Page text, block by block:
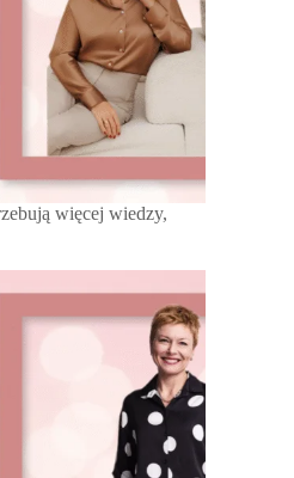
więcej wiedzy,